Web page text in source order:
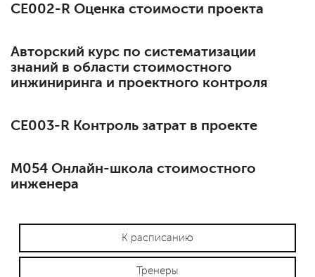
СЕ002-R Оценка стоимости проекта
Авторский курс по систематизации
знаний в области стоимостного
инжиниринга и проектного контроля
СЕ003-R Контроль затрат в проекте
М054 Онлайн-школа стоимостного
инженера
К расписанию
Тренеры